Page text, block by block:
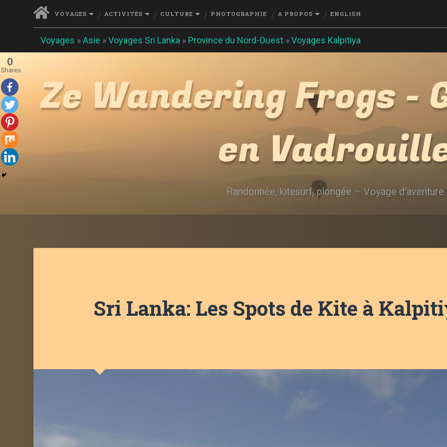
VOYAGES ACTIVITÉS CULTURE PHOTOGRAPHIE A PROPOS ENGLISH
Voyages »Asie »Voyages Sri Lanka » Province du Nord-Ouest »Voyages Kalpitiya
Ze Wandering Frogs -
en
Randonnée, kitesurf, plongée – Voyage d’aventure
Sri Lanka: Les Spots de Kite à
0
Shares